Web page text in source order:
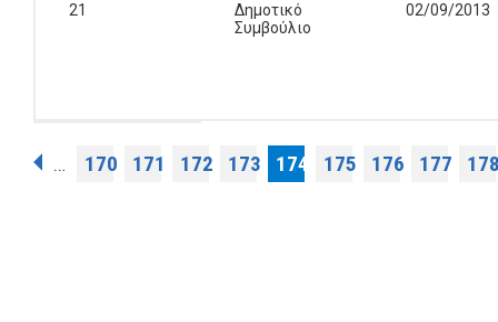
21
Δημοτικό
Συμβούλιο
02/09/2013
Σελίδες
… 170 171 172 173 174 175 176 177